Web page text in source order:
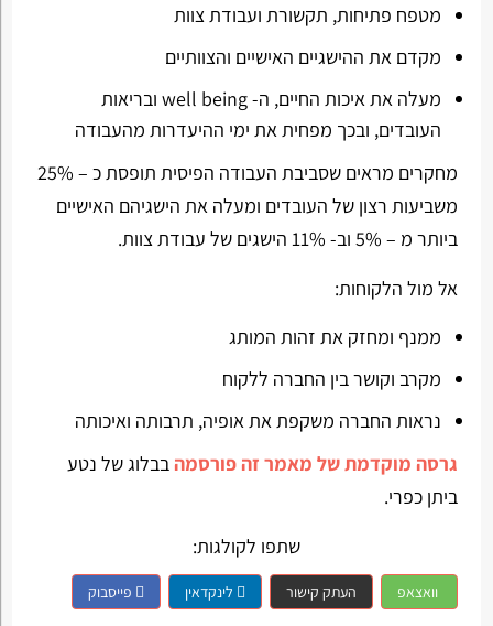
מטפח פתיחות, תקשורת ועבודת צוות
מקדם את ההישגיים האישיים והצוותיים
מעלה את איכות החיים, ה- well being ובריאות
העובדים, ובכך מפחית את ימי ההיעדרות מהעבודה
מחקרים מראים שסביבת העבודה הפיסית תופסת כ – 25%
משביעות רצון של העובדים ומעלה את הישגיהם האישיים
ביותר מ – 5% וב- 11% הישגים של עבודת צוות.
אל מול הלקוחות:
ממנף ומחזק את זהות המותג
מקרב וקושר בין החברה ללקוח
נראות החברה משקפת את אופיה, תרבותה ואיכותה
גרסה מוקדמת של מאמר זה פורסמהבבלוג של נטע
ביתן כפרי.
שתפו לקולגות:
וואצאפ העתק קישור לינקדאין פייסבוק